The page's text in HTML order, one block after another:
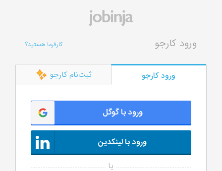
کارفرما هستید؟ ورود کارجو
ورود کارجو ثبت‌نام کارجو
ورود با گوگل
ورود با لینکدین